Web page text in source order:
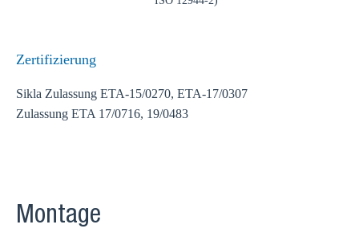
Zertifizierung
Sikla Zulassung ETA-15/0270, ETA-17/0307
Zulassung ETA 17/0716, 19/0483
Montage